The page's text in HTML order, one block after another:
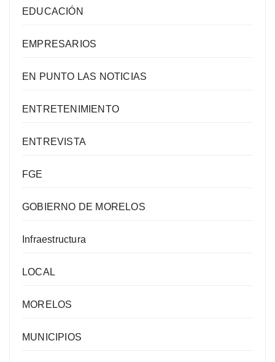
EDUCACIÓN
EMPRESARIOS
EN PUNTO LAS NOTICIAS
ENTRETENIMIENTO
ENTREVISTA
FGE
GOBIERNO DE MORELOS
Infraestructura
LOCAL
MORELOS
MUNICIPIOS